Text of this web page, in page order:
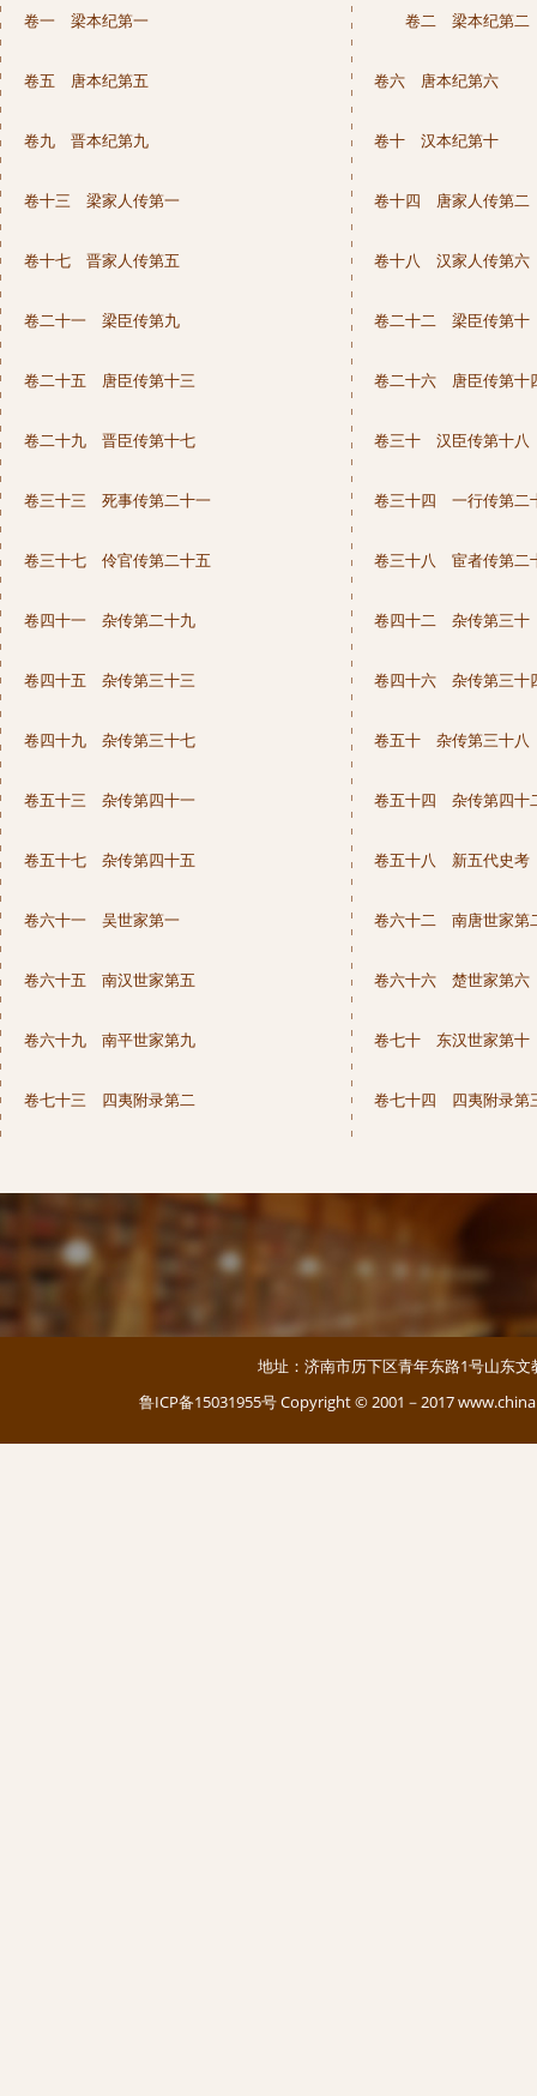
卷一 梁本纪第一 卷二 梁本纪第二
卷五 唐本纪第五 卷六 唐本纪第六
卷九 晋本纪第九 卷十 汉本纪第十
卷十三 梁家人传第一 卷十四 唐家人传第二
卷十七 晋家人传第五 卷十八 汉家人传第六
卷二十一 梁臣传第九 卷二十二 梁臣传第十
卷二十五 唐臣传第十三 卷二十六 唐臣传第十
卷二十九 晋臣传第十七 卷三十 汉臣传第十八
卷三十三 死事传第二十一 卷三十四 一行传第二
卷三十七 伶官传第二十五 卷三十八 宦者传第二
卷四十一 杂传第二十九 卷四十二 杂传第三十
卷四十五 杂传第三十三 卷四十六 杂传第三十
卷四十九 杂传第三十七 卷五十 杂传第三十八
卷五十三 杂传第四十一 卷五十四 杂传第四十
卷五十七 杂传第四十五 卷五十八 新五代史考
卷六十一 吴世家第一 卷六十二 南唐世家第
卷六十五 南汉世家第五 卷六十六 楚世家第六
卷六十九 南平世家第九 卷七十 东汉世家第十
卷七十三 四夷附录第二 卷七十四 四夷附录第
地址：济南市历下区青年东路1号山东
鲁ICP备15031955号Copyright © 2001－2017